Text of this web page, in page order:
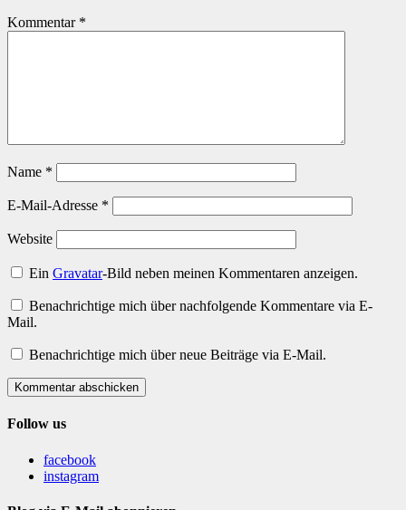
Kommentar *
Name *
E-Mail-Adresse *
Website
EinGravatar-Bild neben meinen Kommentaren anzeigen.
Benachrichtige mich über nachfolgende Kommentare via E-
Mail.
Benachrichtige mich über neue Beiträge via E-Mail.
Kommentar abschicken
Follow us
facebook
instagram